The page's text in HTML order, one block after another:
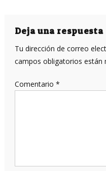
Deja una respuesta
Tu dirección de correo
campos obligatorios están
Comentario *